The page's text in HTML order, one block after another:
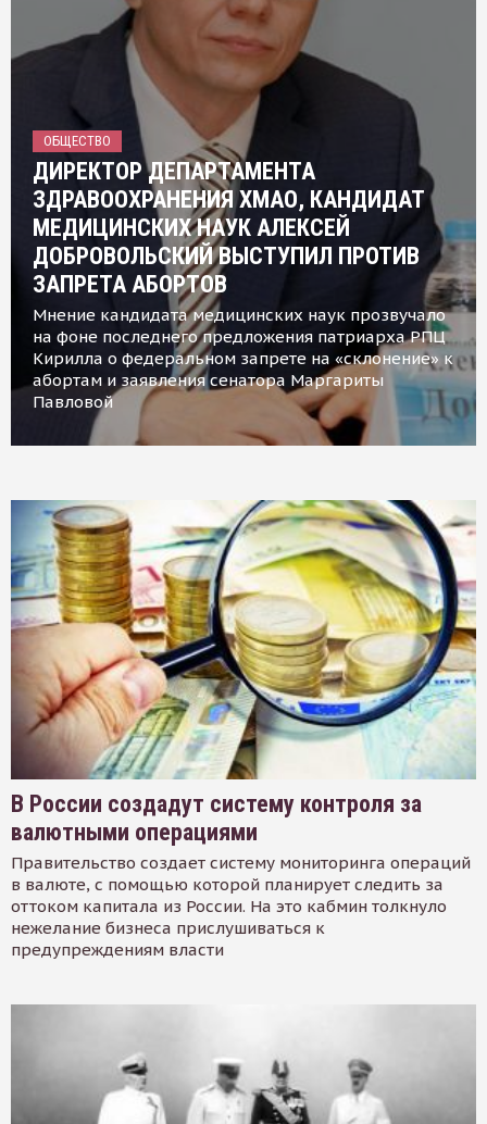
ОБЩЕСТВО
ДИРЕКТОР ДЕПАРТАМЕНТА
ЗДРАВООХРАНЕНИЯ ХМАО, КАНДИДАТ
МЕДИЦИНСКИХ НАУК АЛЕКСЕЙ
ДОБРОВОЛЬСКИЙ ВЫСТУПИЛ ПРОТИВ
ЗАПРЕТА АБОРТОВ
Мнение кандидата медицинских наук прозвучало
на фоне последнего предложения патриарха РПЦ
Кирилла о федеральном запрете на «склонение» к
абортам и заявления сенатора Маргариты
Павловой
В России создадут систему контроля за
валютными операциями
Правительство создает систему мониторинга операций
в валюте, с помощью которой планирует следить за
оттоком капитала из России. На это кабмин толкнуло
нежелание бизнеса прислушиваться к
предупреждениям власти